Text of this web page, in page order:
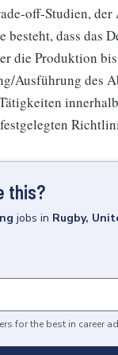
off-Studien,
besteht, dass das
die Produktion
Ausführung des
this?
jobs in Rugby,
for the best in career